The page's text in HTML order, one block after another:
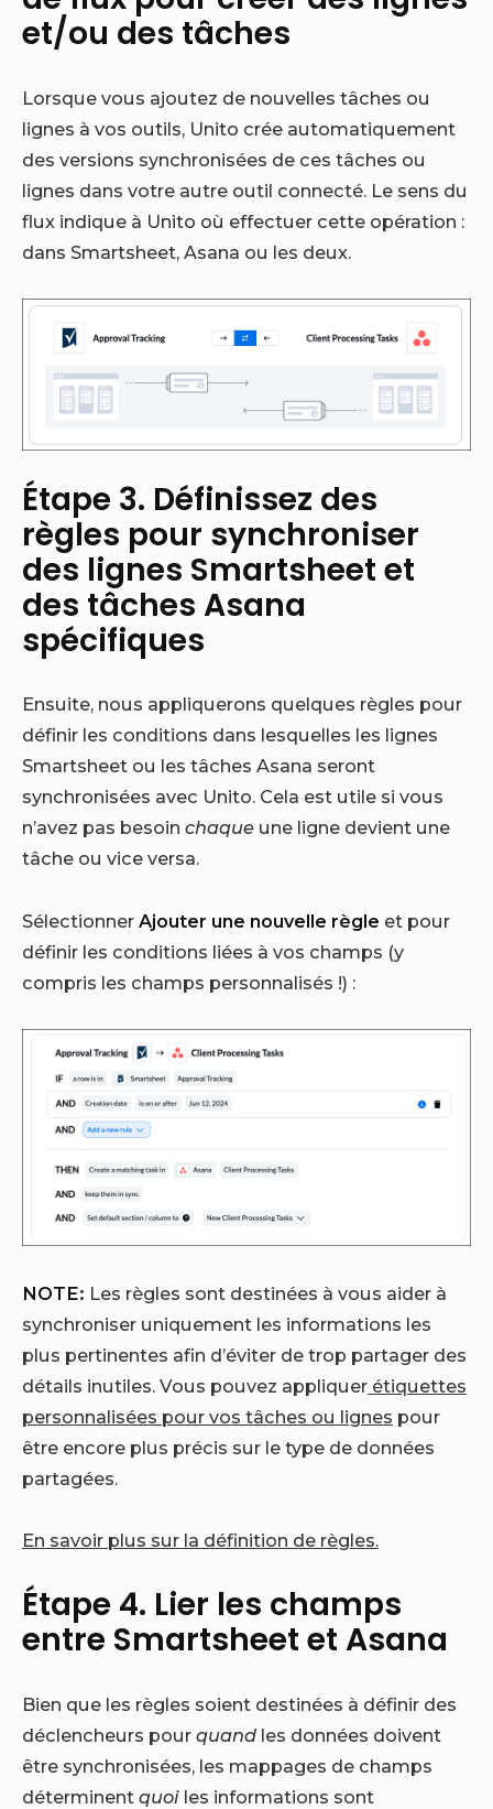
et/ou des tâches
Lorsque vous ajoutez de nouvelles tâches ou
lignes à vos outils, Unito crée automatiquement
des versions synchronisées de ces tâches ou
lignes dans votre autre outil connecté. Le sens du
flux indique à Unito où effectuer cette opération :
dans Smartsheet, Asana ou les deux.
Étape 3. Définissez des
règles pour synchroniser
des lignes Smartsheet et
des tâches Asana
spécifiques
Ensuite, nous appliquerons quelques règles pour
définir les conditions dans lesquelles les lignes
Smartsheet ou les tâches Asana seront
synchronisées avec Unito. Cela est utile si vous
n’avez pas besoin chaque une ligne devient une
tâche ou vice versa.
Sélectionner Ajouter une nouvelle règle et pour
définir les conditions liées à vos champs (y
compris les champs personnalisés !) :
NOTE: Les règles sont destinées à vous aider à
synchroniser uniquement les informations les
plus pertinentes afin d’éviter de trop partager des
détails inutiles. Vous pouvez appliquer étiquettes
personnalisées pour vos tâches ou lignes pour
être encore plus précis sur le type de données
partagées.
En savoir plus sur la définition de règles.
Étape 4. Lier les champs
entre Smartsheet et Asana
Bien que les règles soient destinées à définir des
déclencheurs pour quand les données doivent
être synchronisées, les mappages de champs
déterminent quoi les informations sont